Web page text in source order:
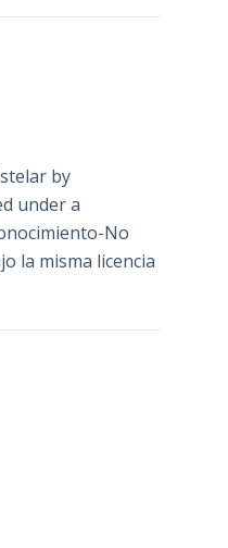
by
under a
No
la misma licencia